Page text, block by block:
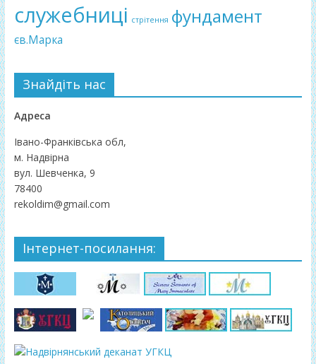
служебниці стрітення фундамент
єв.Марка
Знайдіть нас
Адреса
Івано-Франківська обл,
м. Надвірна
вул. Шевченка, 9
78400
rekoldim@gmail.com
Інтернет-посилання: